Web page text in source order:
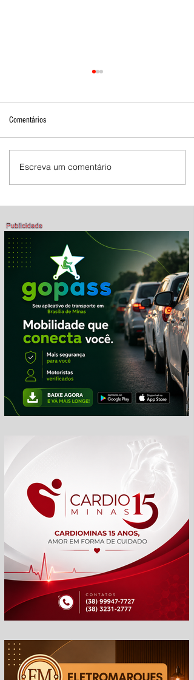
Mostra de Dança Artística celebra
cultura e talento em Brasília de
Comentários
Escreva um comentário